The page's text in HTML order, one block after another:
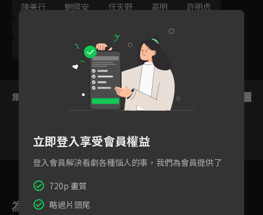
陳美行 鮑國安 任天野 高明
許明虎
王小龍 耿楠
集數列表
8 9 10 11 12
為您推薦
立即登入享受會員權益
登入會員解決看劇各種惱人的事，我們為會員提供了
720p 畫質
略過片頭尾